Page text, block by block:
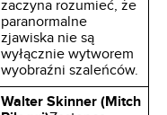
zaczyna rozumieć, że
paranormalne
zjawiska nie są
wyłącznie wytworem
wyobraźni szaleńców.
Walter Skinner (Mitch